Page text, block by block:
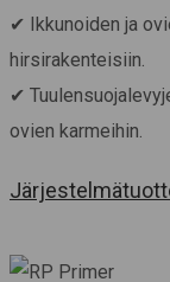
✔ Ikkunoiden ja
hirsirakenteisiin.
✔
ovien karmeihin.